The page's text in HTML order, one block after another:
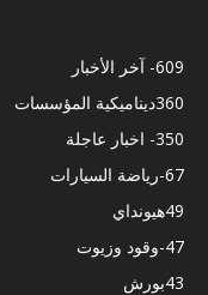
- آخر الأخبار609
ديناميكية المؤسسات360
- اخبار عاجلة350
-رياضة السيارات67
هيونداي49
-وقود وزيوت47
بورش43